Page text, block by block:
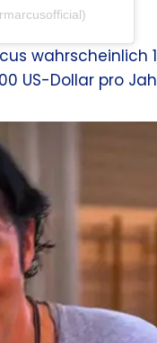
wahrscheinlich
US-Dollar pro